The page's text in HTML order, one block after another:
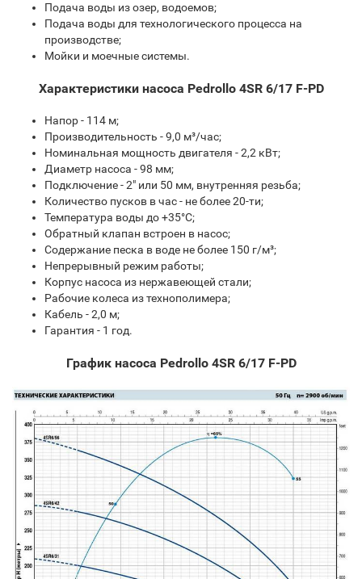
Подача воды из озер, водоемов;
Подача воды для технологического процесса на
производстве;
Мойки и моечные системы.
Характеристики насоса Pedrollo 4SR 6/17 F-PD
Напор - 114 м;
Производительность - 9,0 м³/час;
Номинальная мощность двигателя - 2,2 кВт;
Диаметр насоса - 98 мм;
Подключение - 2" или 50 мм, внутренняя резьба;
Количество пусков в час - не более 20-ти;
Температура воды до +35°С;
Обратный клапан встроен в насос;
Содержание песка в воде не более 150 г/м³;
Непрерывный режим работы;
Корпус насоса из нержавеющей стали;
Рабочие колеса из технополимера;
Кабель - 2,0 м;
Гарантия - 1 год.
График насоса Pedrollo 4SR 6/17 F-PD